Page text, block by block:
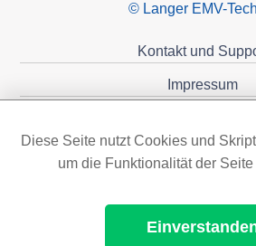
© Langer EMV-
Kontakt und
Impressum
Diese Seite nutzt Cookies und
um die Funktionalität der